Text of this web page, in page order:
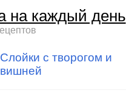
на каждый день
Слойки с творогом и
вишней